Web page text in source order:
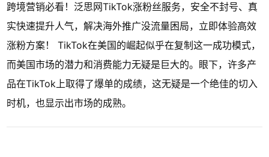
跨境营销必看！泛思网TikTok涨粉丝服务，安全不封号、真
实快速提升人气，解决海外推广没流量困局，立即体验高效
涨粉方案！ TikTok在美国的崛起似乎在复制这一成功模式，
而美国市场的潜力和消费能力无疑是巨大的。眼下，许多产
品在TikTok上取得了爆单的成绩，这无疑是一个绝佳的切入
时机，也显示出市场的成熟。